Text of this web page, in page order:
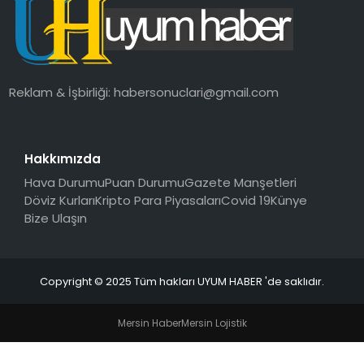
SAĞLIK
MAGAZIN
Reklam & İşbirliği:habersonuclari@gmail.com
Hakkımızda
Hava DurumuPuan DurumuGazete Manşetleri
Döviz KurlarıKripto Para PiyasalarıCovid 19Künye
Bize Ulaşın
Copyright © 2025 Tüm hakları UYUM HABER 'de saklıdır.
Mersin HaberMersin Lojistik